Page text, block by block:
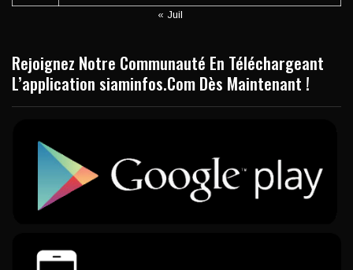
« Juil
Rejoignez Notre Communauté En Téléchargeant
L’application siaminfos.Com Dès Maintenant !